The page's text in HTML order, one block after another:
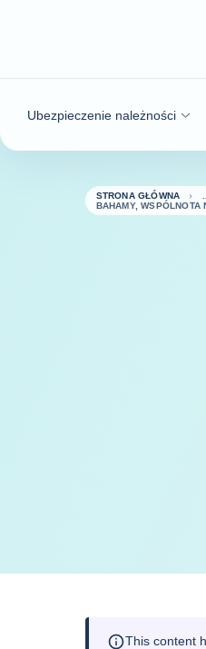
Ubezpieczenie należności
STRONA GŁÓWNA
BAHAMY, WSPÓLNOTA
This content